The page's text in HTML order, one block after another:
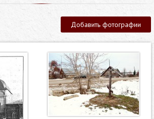
Добавить фотографии